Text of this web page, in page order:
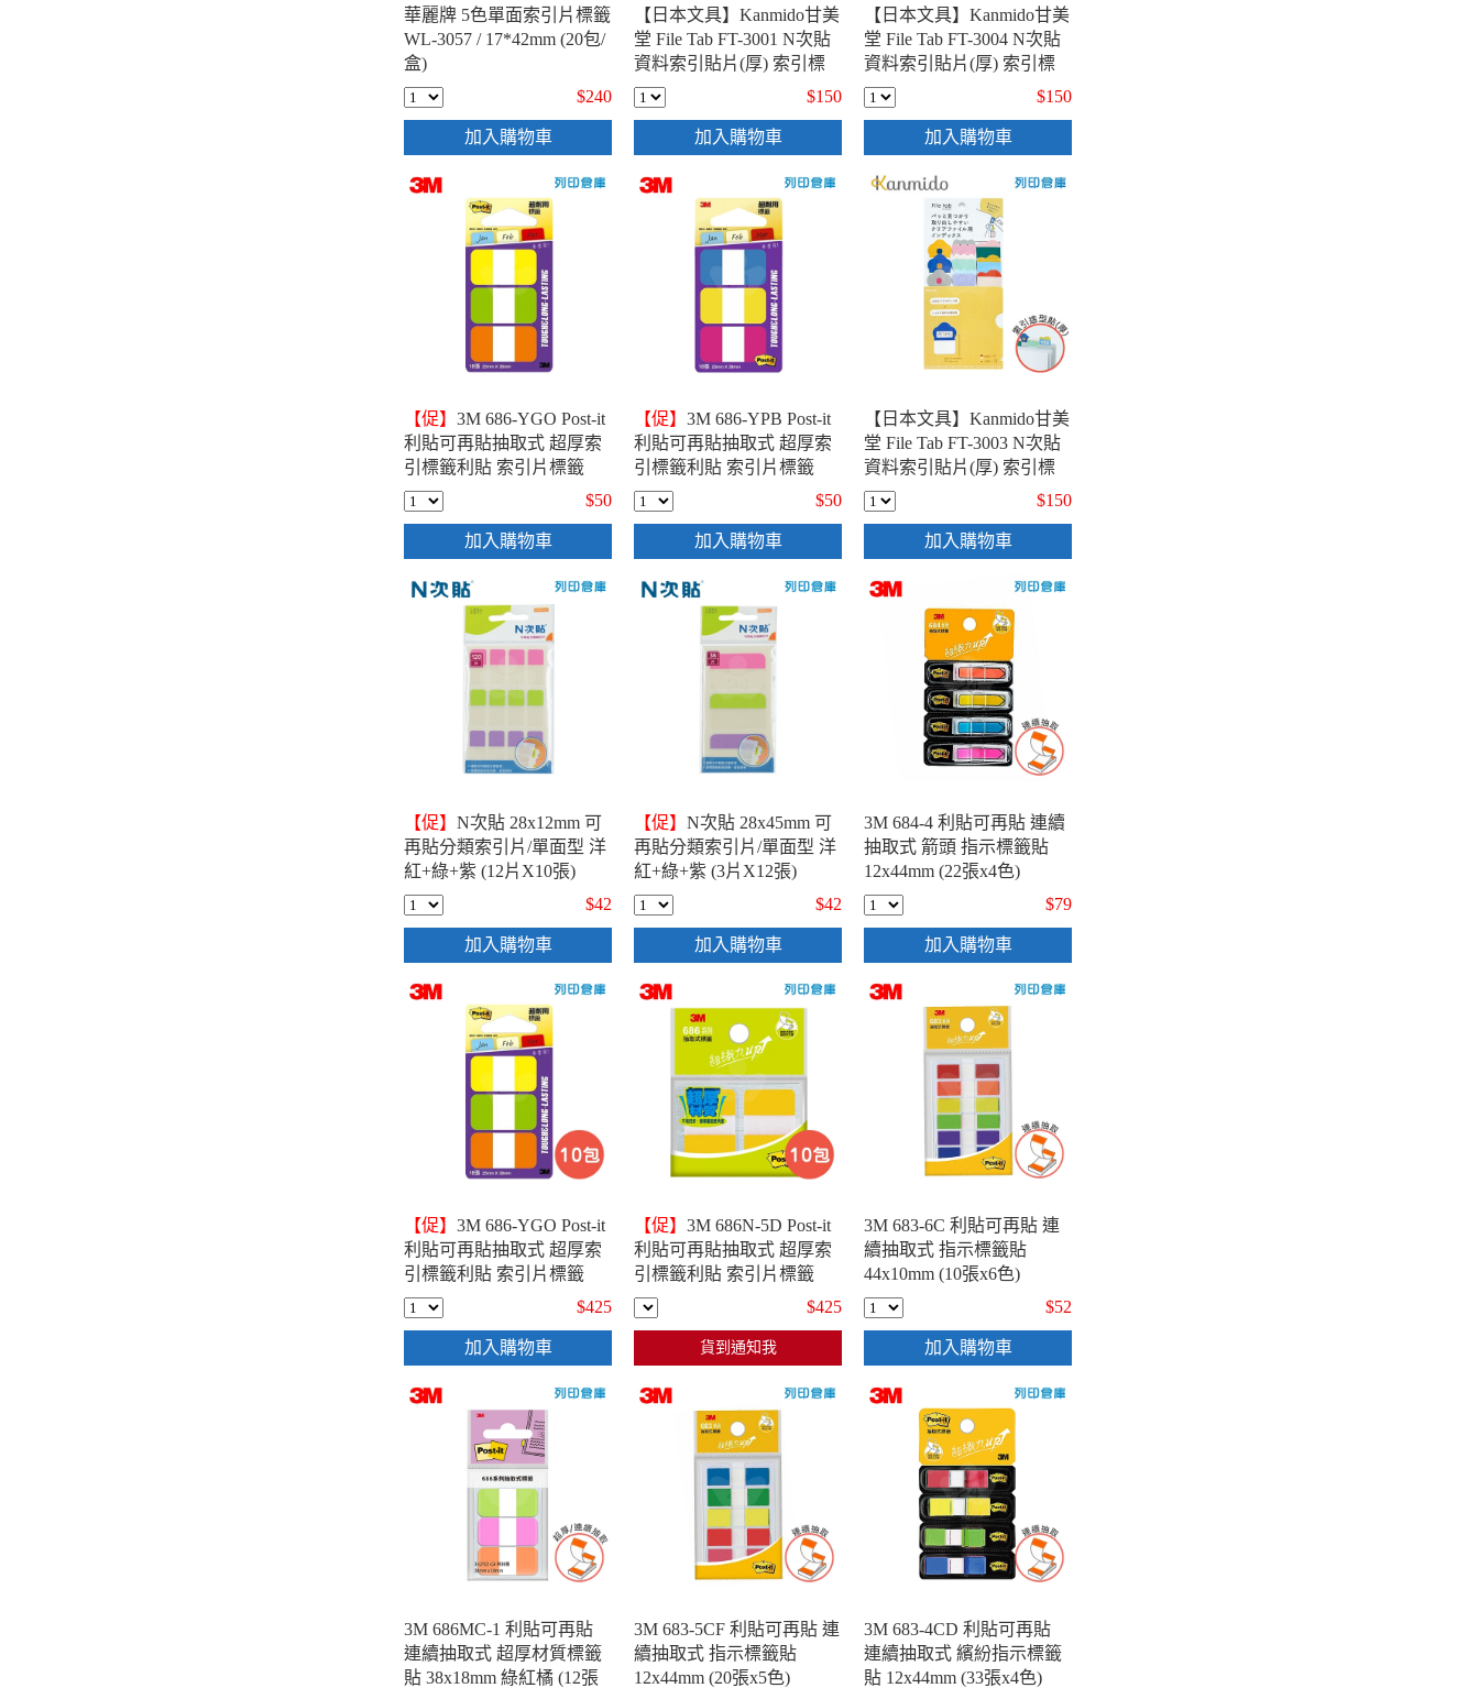
華麗牌 5色單面索引片標籤
WL-3057 / 17*42mm (20包/
盒)
$240
加入購物車
【日本文具】Kanmido甘美
堂 File Tab FT-3001 N次貼
資料索引貼片(厚) 索引標
籤分頁貼 標籤貼 書籤貼 重
點分頁標記貼 - 動物A款 /
$150
加入購物車
【日本文具】Kanmido甘美
堂 File Tab FT-3004 N次貼
資料索引貼片(厚) 索引標
籤分頁貼 標籤貼 書籤貼 重
點分頁標記貼 - 幾何款 / 包
$150
加入購物車
【促】3M 686-YGO Post-it
利貼可再貼抽取式 超厚索
引標籤利貼 索引片標籤
25x38mm 黃綠橘 (6張x3條)
$50
加入購物車
【促】3M 686-YPB Post-it
利貼可再貼抽取式 超厚索
引標籤利貼 索引片標籤
25x38mm 藍黃紅 (6張x3條)
$50
加入購物車
【日本文具】Kanmido甘美
堂 File Tab FT-3003 N次貼
資料索引貼片(厚) 索引標
籤分頁貼 標籤貼 書籤貼 重
點分頁標記貼 - 花波款 / 包
$150
加入購物車
【促】N次貼 28x12mm 可
再貼分類索引片/單面型 洋
紅+綠+紫 (12片X10張)
-66532
$42
加入購物車
【促】N次貼 28x45mm 可
再貼分類索引片/單面型 洋
紅+綠+紫 (3片X12張)
-66534
$42
加入購物車
3M 684-4 利貼可再貼 連續
抽取式 箭頭 指示標籤貼
12x44mm (22張x4色)
$79
加入購物車
【促】3M 686-YGO Post-it
利貼可再貼抽取式 超厚索
引標籤利貼 索引片標籤
25x38mm 黃綠橘 (6張x3條)
- 10包
$425
加入購物車
【促】3M 686N-5D Post-it
利貼可再貼抽取式 超厚索
引標籤利貼 索引片標籤
25x38mm 黃色 (12張x2條) -
10包
$425
貨到通知我
3M 683-6C 利貼可再貼 連
續抽取式 指示標籤貼
44x10mm (10張x6色)
$52
加入購物車
3M 686MC-1 利貼可再貼
連續抽取式 超厚材質標籤
貼 38x18mm 綠紅橘 (12張
3M 683-5CF 利貼可再貼 連
續抽取式 指示標籤貼
12x44mm (20張x5色)
3M 683-4CD 利貼可再貼
連續抽取式 繽紛指示標籤
貼 12x44mm (33張x4色)